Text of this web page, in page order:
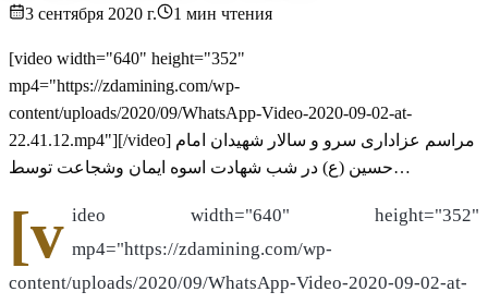
3 сентября 2020 г. 1 мин чтения
[video width="640" height="352"
mp4="https://zdamining.com/wp-
content/uploads/2020/09/WhatsApp-Video-2020-09-02-at-
22.41.12.mp4"][/video] مراسم عزاداری سرو و سالار شهیدان امام
حسین (ع) در شب شهادت اسوه ایمان وشجاعت توسط…
[v ideo width="640" height="352"
mp4="https://zdamining.com/wp-
content/uploads/2020/09/WhatsApp-Video-2020-09-02-at-